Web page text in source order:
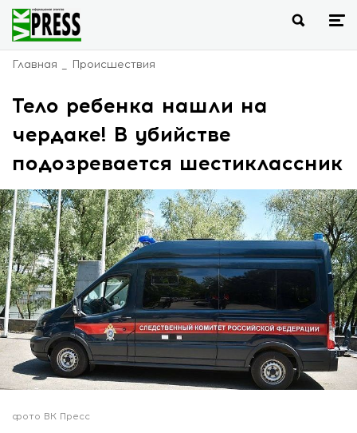
Главная Происшествия
Тело ребенка нашли на
чердаке! В убийстве
подозревается шестиклассник
фото ВК Пресс